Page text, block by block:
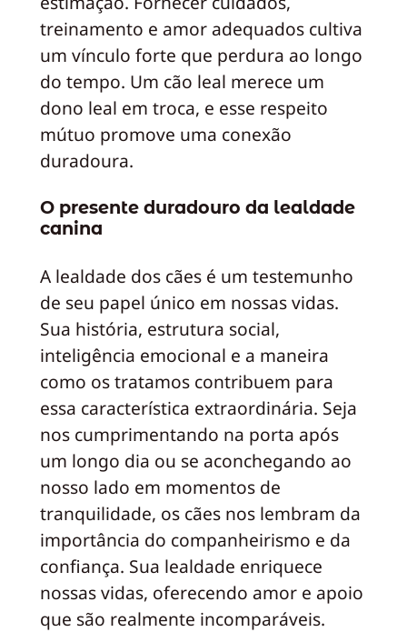
treinamento e amor adequados cultiva
um vínculo forte que perdura ao longo
do tempo. Um cão leal merece um
dono leal em troca, e esse respeito
mútuo promove uma conexão
duradoura.
O presente duradouro da lealdade
canina
A lealdade dos cães é um testemunho
de seu papel único em nossas vidas.
Sua história, estrutura social,
inteligência emocional e a maneira
como os tratamos contribuem para
essa característica extraordinária. Seja
nos cumprimentando na porta após
um longo dia ou se aconchegando ao
nosso lado em momentos de
tranquilidade, os cães nos lembram da
importância do companheirismo e da
confiança. Sua lealdade enriquece
nossas vidas, oferecendo amor e apoio
que são realmente incomparáveis.